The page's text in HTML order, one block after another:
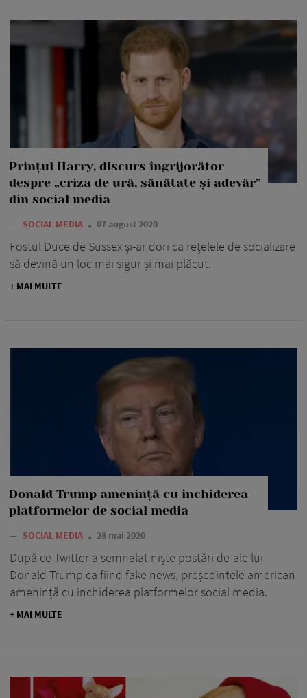
Prințul Harry, discurs îngrijorător
despre „criza de ură, sănătate și adevăr”
din social media
— SOCIAL MEDIA 07 august 2020
Fostul Duce de Sussex și-ar dori ca rețelele de socializare
să devină un loc mai sigur și mai plăcut.
+ MAI MULTE
Donald Trump amenință cu închiderea
platformelor de social media
— SOCIAL MEDIA 28 mai 2020
După ce Twitter a semnalat niște postări de-ale lui
Donald Trump ca fiind fake news, președintele american
amenință cu închiderea platformelor social media.
+ MAI MULTE